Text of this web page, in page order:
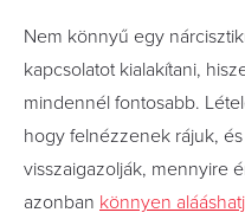
Nem könnyű egy
kapcsolatot kialakítani,
mindennél fontosabb.
hogy felnézzenek rájuk,
visszaigazolják, mennyire
azonban könnyen